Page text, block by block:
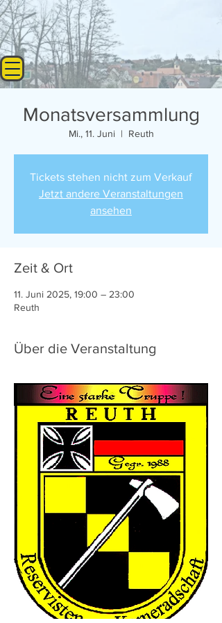
Monatsversammlung
Mi., 11. Juni
  |
Reuth
Tickets stehen nicht zum Verkauf
Jetzt andere Veranstaltungen
ansehen
Zeit & Ort
11. Juni 2025, 19:00 – 23:00
Reuth
Über die Veranstaltung